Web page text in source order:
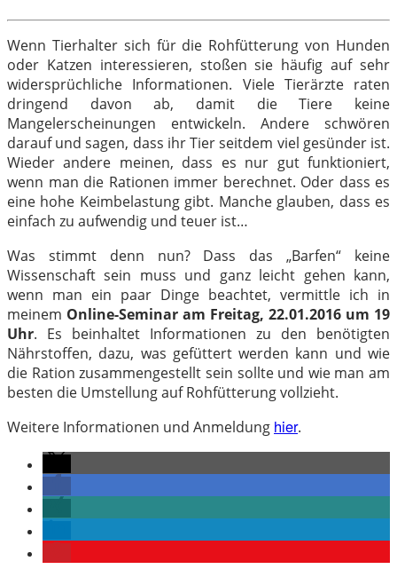
Wenn Tierhalter sich für die Rohfütterung von Hunden
oder Katzen interessieren, stoßen sie häufig auf sehr
widersprüchliche Informationen. Viele Tierärzte raten
dringend davon ab, damit die Tiere keine
Mangelerscheinungen entwickeln. Andere schwören
darauf und sagen, dass ihr Tier seitdem viel gesünder ist.
Wieder andere meinen, dass es nur gut funktioniert,
wenn man die Rationen immer berechnet. Oder dass es
eine hohe Keimbelastung gibt. Manche glauben, dass es
einfach zu aufwendig und teuer ist…
Was stimmt denn nun? Dass das „Barfen“ keine
Wissenschaft sein muss und ganz leicht gehen kann,
wenn man ein paar Dinge beachtet, vermittle ich in
meinem Online-Seminar am Freitag, 22.01.2016 um 19
Uhr. Es beinhaltet Informationen zu den benötigten
Nährstoffen, dazu, was gefüttert werden kann und wie
die Ration zusammengestellt sein sollte und wie man am
besten die Umstellung auf Rohfütterung vollzieht.
Weitere Informationen und Anmeldung hier.